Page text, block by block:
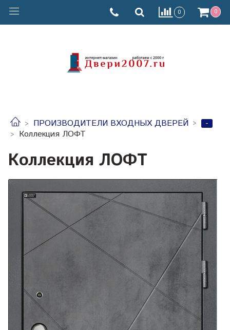
0 0
ПРОИЗВОДИТЕЛИ ВХОДНЫХ ДВЕРЕЙ
-
Коллекция ЛОФТ
Коллекция ЛОФТ